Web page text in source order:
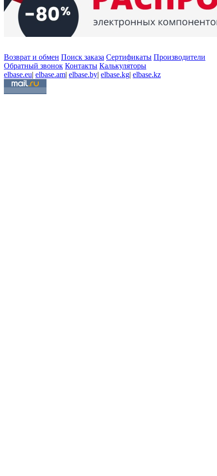
Возврат и обмен Поиск заказа Сертификаты Производители
Обратный звонок Контакты Калькуляторы
elbase.eu| elbase.am| elbase.by| elbase.kg| elbase.kz